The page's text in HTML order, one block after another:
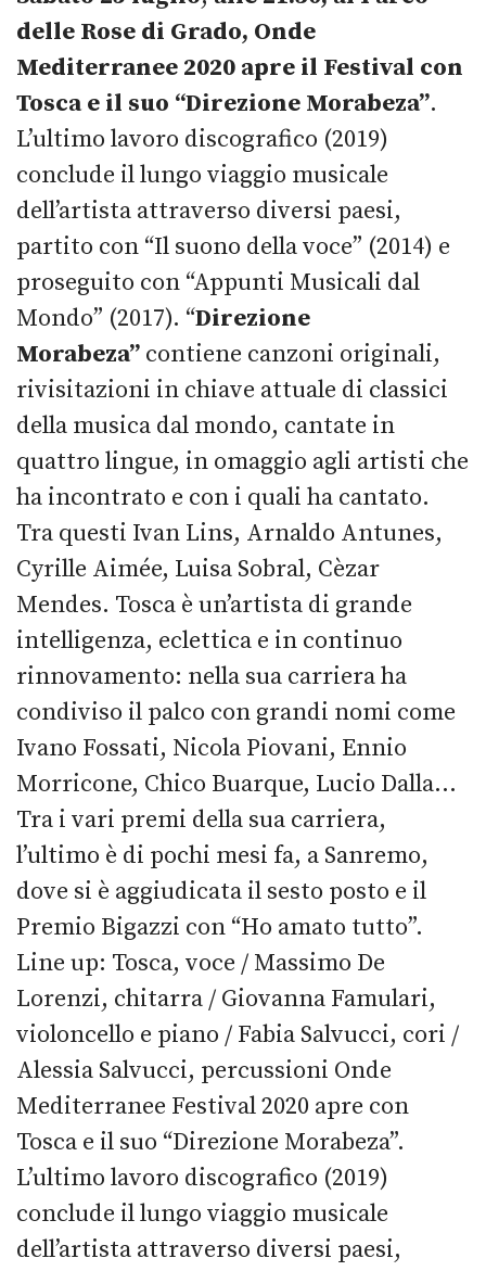
delle Rose di Grado, Onde
Mediterranee 2020 apre il Festival con
Tosca e il suo “Direzione Morabeza”.
L’ultimo lavoro discografico (2019)
conclude il lungo viaggio musicale
dell’artista attraverso diversi paesi,
partito con “Il suono della voce” (2014) e
proseguito con “Appunti Musicali dal
Mondo” (2017). “Direzione
Morabeza” contiene canzoni originali,
rivisitazioni in chiave attuale di classici
della musica dal mondo, cantate in
quattro lingue, in omaggio agli artisti che
ha incontrato e con i quali ha cantato.
Tra questi Ivan Lins, Arnaldo Antunes,
Cyrille Aimée, Luisa Sobral, Cèzar
Mendes. Tosca è un’artista di grande
intelligenza, eclettica e in continuo
rinnovamento: nella sua carriera ha
condiviso il palco con grandi nomi come
Ivano Fossati, Nicola Piovani, Ennio
Morricone, Chico Buarque, Lucio Dalla…
Tra i vari premi della sua carriera,
l’ultimo è di pochi mesi fa, a Sanremo,
dove si è aggiudicata il sesto posto e il
Premio Bigazzi con “Ho amato tutto”.
Line up: Tosca, voce / Massimo De
Lorenzi, chitarra / Giovanna Famulari,
violoncello e piano / Fabia Salvucci, cori /
Alessia Salvucci, percussioni Onde
Mediterranee Festival 2020 apre con
Tosca e il suo “Direzione Morabeza”.
L’ultimo lavoro discografico (2019)
conclude il lungo viaggio musicale
dell’artista attraverso diversi paesi,